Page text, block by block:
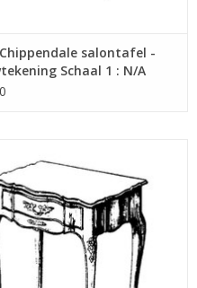
salontafel -
Schaal 1 : N/A
Schaal 1 : N/A (45.40.011)
AAN WINKELWAGEN